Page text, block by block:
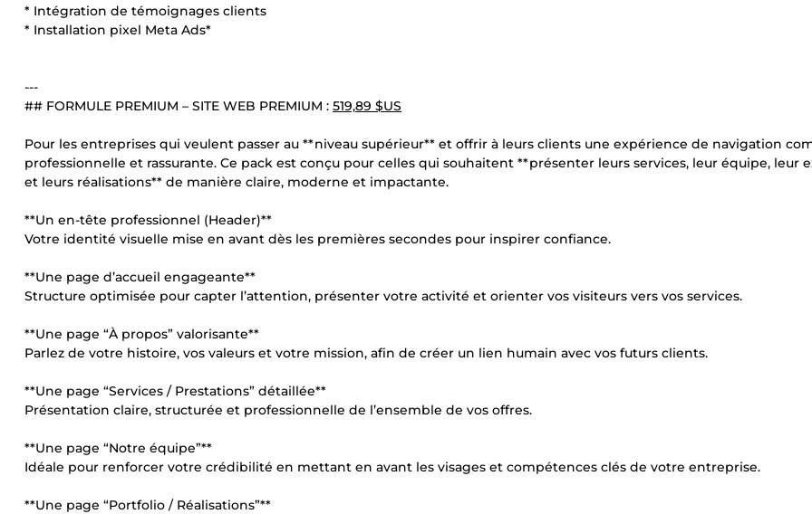
* Intégration de témoignages clients
* Installation pixel Meta Ads*
---
## FORMULE PREMIUM – SITE WEB PREMIUM : 519,89 $US
Pour les entreprises qui veulent passer au **niveau supérieur** et offrir à leurs clients une expérience de navigation
professionnelle et rassurante. Ce pack est conçu pour celles qui souhaitent **présenter leurs services, leur équipe, leur
et leurs réalisations** de manière claire, moderne et impactante.
**Un en-tête professionnel (Header)**
Votre identité visuelle mise en avant dès les premières secondes pour inspirer confiance.
**Une page d’accueil engageante**
Structure optimisée pour capter l’attention, présenter votre activité et orienter vos visiteurs vers vos services.
**Une page “À propos” valorisante**
Parlez de votre histoire, vos valeurs et votre mission, afin de créer un lien humain avec vos futurs clients.
**Une page “Services / Prestations” détaillée**
Présentation claire, structurée et professionnelle de l’ensemble de vos offres.
**Une page “Notre équipe”**
Idéale pour renforcer votre crédibilité en mettant en avant les visages et compétences clés de votre entreprise.
**Une page “Portfolio / Réalisations”**